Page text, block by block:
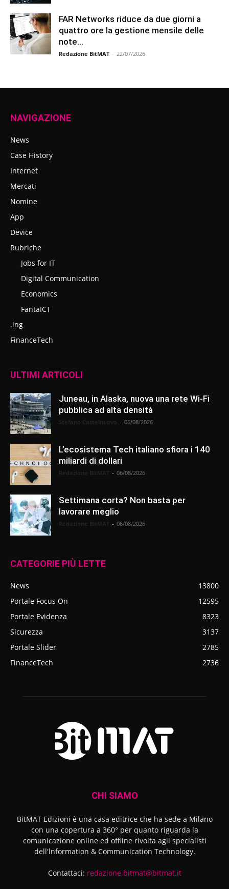
FAR Networks riduce da due giorni a
quattro ore la gestione mensile delle
note...
Redazione BitMAT - 22/07/2026
NAVIGAZIONE
News
Case History
Internet
Mercati
Nomine
App
Device
Rubriche
Jobs for IT
Digital Communication
Economics
FantaICT
.ing
FinanceTech
ULTIMI ARTICOLI
Juneau, in Alaska, nuova una rete Wi-Fi
pubblica ad alta densità
- 06/08/2026
L’ecosistema Tech italiano sfiora i 140
miliardi di dollari
- 06/08/2026
Settimana corta? Non basta per
lavorare meglio
- 06/08/2026
CATEGORIE PIÙ LETTE
News
13800
Portale Focus On
12595
Portale Evidenza
8323
Sicurezza
3137
Portale Slider
2785
FinanceTech
2736
CHI SIAMO
BitMAT Edizioni è una casa editrice che ha sede a Milano
con una copertura a 360° per quanto riguarda la
comunicazione online ed offline rivolta agli specialisti
dell'lnformation & Communication Technology.
Contattaci: redazione.bitmat@bitmat.it